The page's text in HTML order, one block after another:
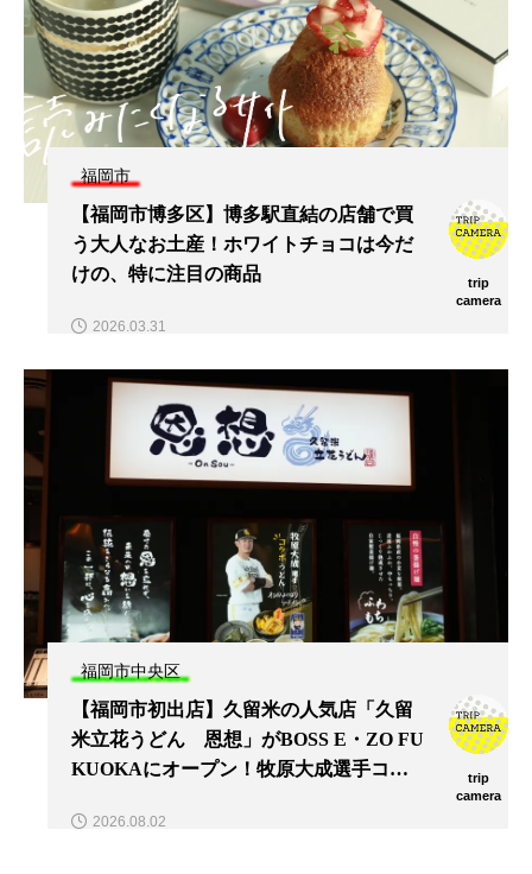
福岡市
【福岡市博多区】博多駅直結の店舗で買
う大人なお土産！ホワイトチョコは今だ
けの、特に注目の商品
trip
camera
2026.03.31
福岡市中央区
【福岡市初出店】久留米の人気店「久留
米立花うどん 恩想」がBOSS E・ZO FU
KUOKAにオープン！牧原大成選手コラ
trip
camera
2026.08.02